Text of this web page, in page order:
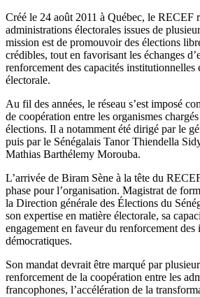
Créé le 24 août 2011 à Québec, le RECEF
administrations électorales issues de
mission est de promouvoir des élections
crédibles, tout en favorisant les échanges
renforcement des capacités institutionnelles
électorale.
Au fil des années, le réseau s’est imposé
de coopération entre les organismes
élections. Il a notamment été dirigé par le
puis par le Sénégalais Tanor Thiendella
Mathias Barthélemy Morouba.
L’arrivée de Biram Sène à la tête du
phase pour l’organisation. Magistrat de
la Direction générale des Élections du
son expertise en matière électorale, sa
engagement en faveur du renforcement des
démocratiques.
Son mandat devrait être marqué par
renforcement de la coopération entre les
francophones, l’accélération de la